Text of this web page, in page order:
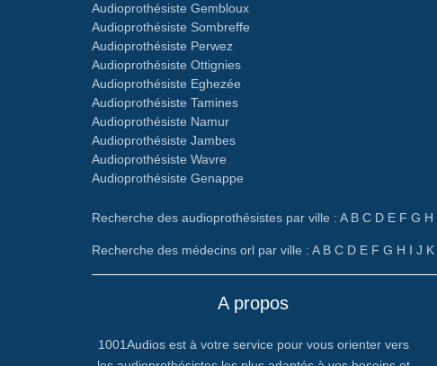
Audioprothésiste Gembloux
Audioprothésiste Sombreffe
Audioprothésiste Perwez
Audioprothésiste Ottignies
Audioprothésiste Eghezée
Audioprothésiste Tamines
Audioprothésiste Namur
Audioprothésiste Jambes
Audioprothésiste Wavre
Audioprothésiste Genappe
Recherche des audioprothésistes par ville : A B C D E F G H
Recherche des médecins orl par ville : A B C D E F G H I J K
A propos
1001Audios est à votre service pour vous orienter vers